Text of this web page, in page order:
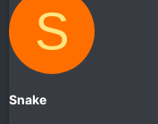
S
Snake